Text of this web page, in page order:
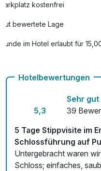
Parkplatz kostenfrei
Gut bewertete Lage
Hunde im Hotel erlaubt für
Kostenloses W-LAN
Hotelbewertungen
5,3
Sehr gut
39
5 Tage Stippvisite im
Schlossführung auf
Untergebracht waren
Schloss; einfaches,